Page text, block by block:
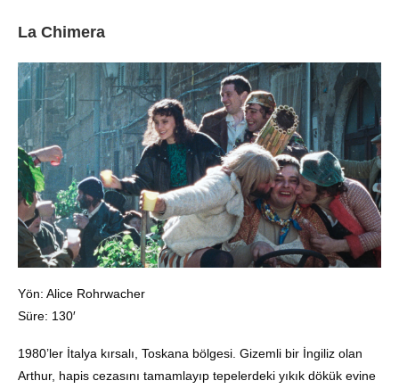
La Chimera
Yön: Alice Rohrwacher
Süre: 130′
1980’ler İtalya kırsalı, Toskana bölgesi. Gizemli bir İngiliz olan
Arthur, hapis cezasını tamamlayıp tepelerdeki yıkık dökük evine